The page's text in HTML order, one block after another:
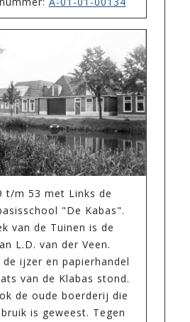
t/m 53 met Links de
"De Kabas".
van de Tuinen is de
L.D. van der Veen.
de ijzer en papierhandel
van de Klabas stond.
de oude boerderij die
is geweest. Tegen